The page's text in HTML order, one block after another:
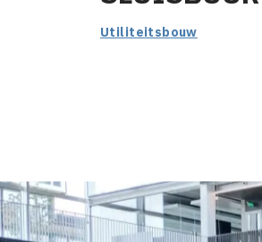
Utiliteitsbouw